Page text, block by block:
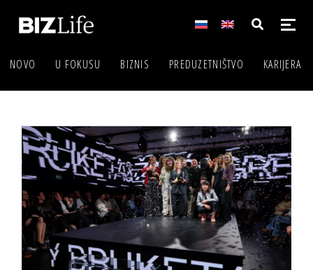
NOVO U FOKUSU BIZNIS PREDUZETNIŠTVO KARIJERA